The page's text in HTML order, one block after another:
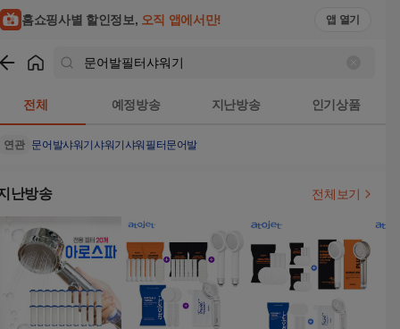
홈쇼핑사별 할인정보, 오직 앱에서만! 앱 열기
전체 예정방송 지난방송 인기상품
연관 문어발샤워기 샤워기 샤워필터문어발
난방송 전체보기